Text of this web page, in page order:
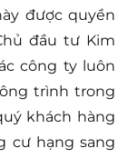
được quyền
đầu tư Kim
công ty luôn
trình trong
khách hàng
cư hạng sang